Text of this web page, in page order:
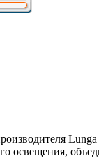
Lunga
освещения,